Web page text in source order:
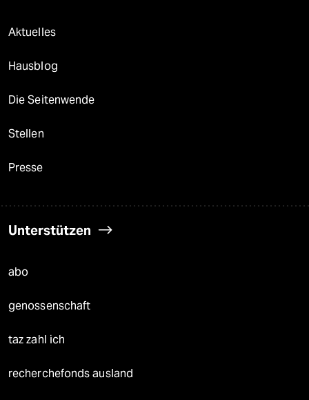
Aktuelles
Hausblog
Die Seitenwende
Stellen
Presse
Unterstützen
abo
genossenschaft
taz zahl ich
recherchefonds ausland